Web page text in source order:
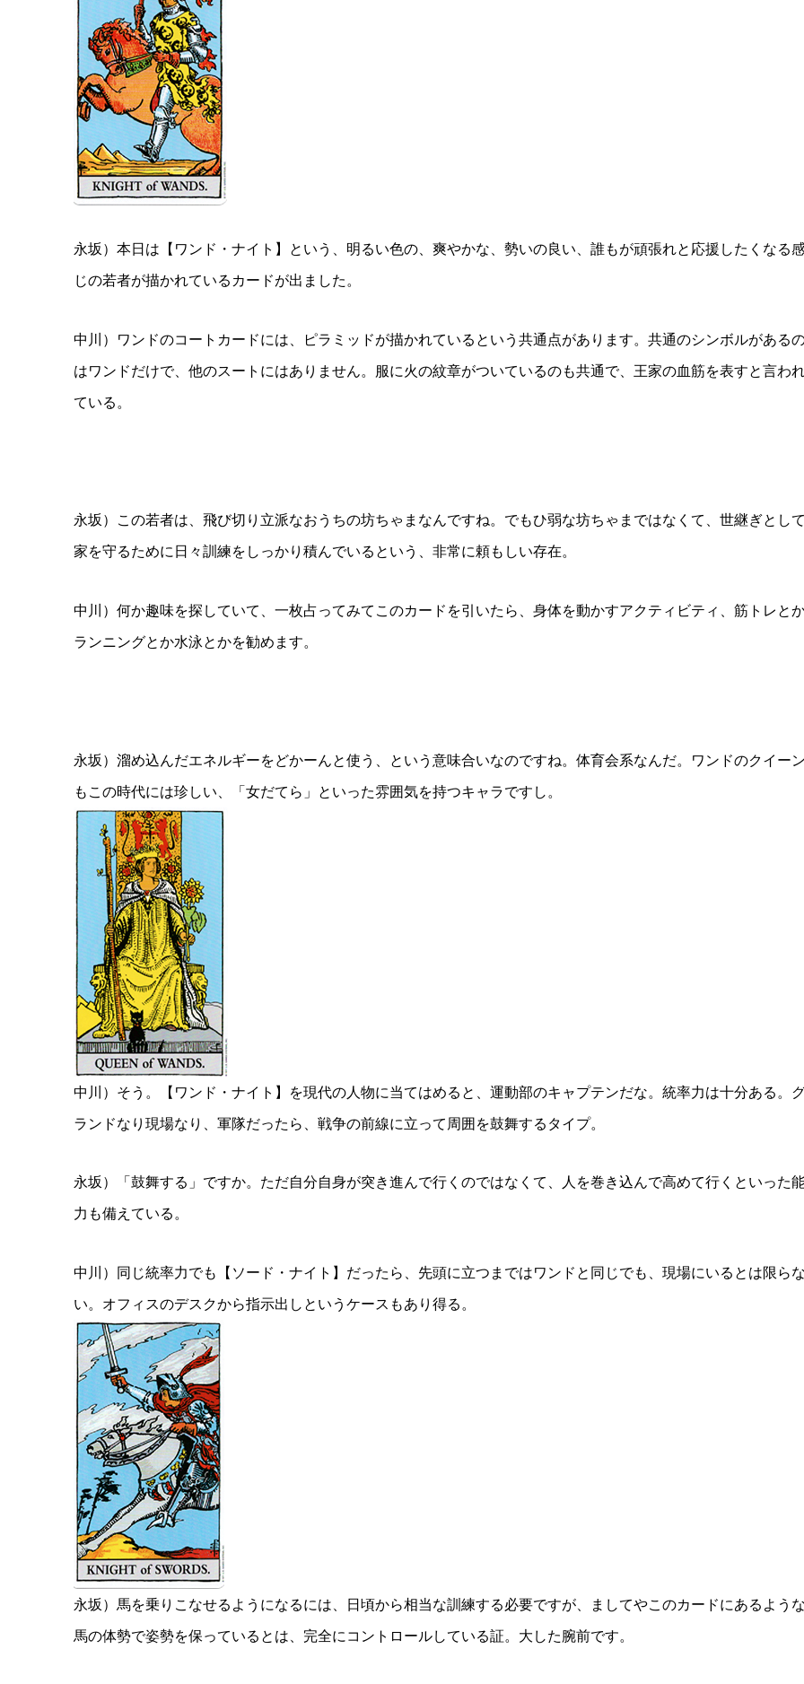
永坂）本日は【ワンド・ナイト】という、明るい色の、爽やかな、勢いの良い、誰もが頑張れと応援したくなる
じの若者が描かれているカードが出ました。
中川）ワンドのコートカードには、ピラミッドが描かれているという共通点があります。共通のシンボルがある
はワンドだけで、他のスートにはありません。服に火の紋章がついているのも共通で、王家の血筋を表すと言わ
ている。
永坂）この若者は、飛び切り立派なおうちの坊ちゃまなんですね。でもひ弱な坊ちゃまではなくて、世継ぎとして
家を守るために日々訓練をしっかり積んでいるという、非常に頼もしい存在。
中川）何か趣味を探していて、一枚占ってみてこのカードを引いたら、身体を動かすアクティビティ、筋トレと
ランニングとか水泳とかを勧めます。
永坂）溜め込んだエネルギーをどかーんと使う、という意味合いなのですね。体育会系なんだ。ワンドのクイーン
もこの時代には珍しい、「女だてら」といった雰囲気を持つキャラですし。
中川）そう。【ワンド・ナイト】を現代の人物に当てはめると、運動部のキャプテンだな。統率力は十分ある。
ランドなり現場なり、軍隊だったら、戦争の前線に立って周囲を鼓舞するタイプ。
永坂）「鼓舞する」ですか。ただ自分自身が突き進んで行くのではなくて、人を巻き込んで高めて行くといった
力も備えている。
中川）同じ統率力でも【ソード・ナイト】だったら、先頭に立つまではワンドと同じでも、現場にいるとは限らな
い。オフィスのデスクから指示出しというケースもあり得る。
永坂）馬を乗りこなせるようになるには、日頃から相当な訓練する必要ですが、ましてやこのカードにあるような
馬の体勢で姿勢を保っているとは、完全にコントロールしている証。大した腕前です。